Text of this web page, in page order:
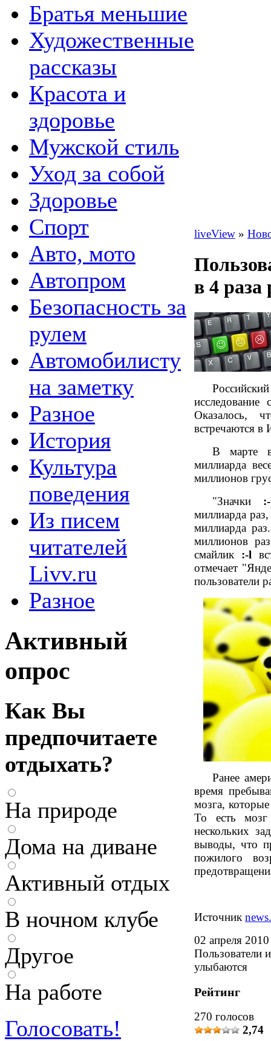
Братья меньшие
Художественные
рассказы
Красота и
здоровье
Мужской стиль
Уход за собой
Здоровье
Спорт
Авто, мото
Автопром
Безопасность за
рулем
Автомобилисту
на заметку
Разное
История
Культура
поведения
Из писем
читателей
Livv.ru
Разное
Активный
опрос
Как Вы
предпочитаете
отдыхать?
На природе
Дома на диване
Активный отдых
В ночном клубе
Другое
На работе
Голосовать!
liveView »
в 4
исследование
Оказалось,
встречаются в
В марте в
миллиарда
миллионов
"Значки
миллиарда
миллиарда
миллионов
смайлик :-l
отмечает
пользователи
Ранее
время
мозга,
То есть
нескольких
выводы, что
пожилого
Источник
02 апреля 2010
Пользователи
улыбаются
Рейтинг
270 голосов
2,74